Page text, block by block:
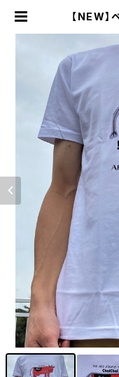
【NEW